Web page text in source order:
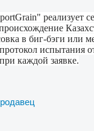
реализует
в биг-бэги или
испытания
каждой заявке.